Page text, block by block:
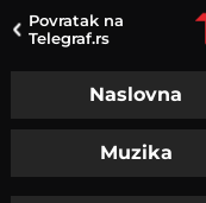
Povratak na
Telegraf.rs
Naslovna
Muzika